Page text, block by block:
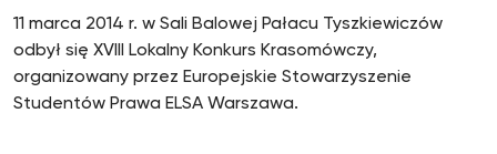
11 marca 2014 r. w Sali Balowej Pałacu Tyszkiewiczów
odbył się XVIII Lokalny Konkurs Krasomówczy,
organizowany przez Europejskie Stowarzyszenie
Studentów Prawa ELSA Warszawa.